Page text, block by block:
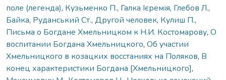
поле (легенда), Кузьменко П., Галка Ієремія, Глебов Л.,
Байка, Руданський Ст., Другой человек, Кулиш П.,
Письма о Богдане Хмельницком к Н.И. Костомарову, О
воспитании Богдана Хмельницкого, Об участии
Хмельницкого в козацких восстаниях на Поляков, В
конец характеристики Богдана [Хмельницкого],